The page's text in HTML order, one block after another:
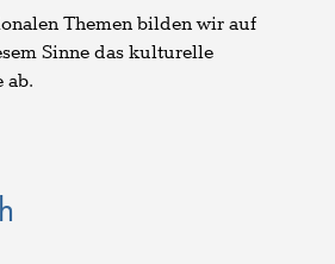
Themen bilden wir auf
Sinne das kulturelle
ab.